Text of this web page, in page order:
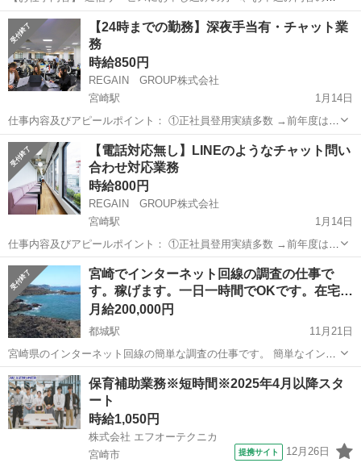
認のお電話と データ登録作業を行っていただきます。 営業活動・クレ
ーム対応などはございません。 研修がしっかりしているので、未経験
スタートでも活躍できま...
宮崎 宮崎市 宮崎駅 その他
【24時までの勤務】深夜手当有・チャット業
務
時給850円
REGAIN GROUP株式会社
宮崎駅
1月14日
仕事内容及びアピールポイント： ①正社員登用実績多数 →前年度は
17%が正社員登用されました！ 毎年登用数が上がっています！ ※管理
者経験平均1～2年で、正社員になれます ②業務拡大中につき昇給・昇
格スピードが...
宮崎 宮崎市 宮崎駅 その他
【電話対応無し】LINEのようなチャット問い
合わせ対応業務
時給800円
REGAIN GROUP株式会社
宮崎駅
1月14日
仕事内容及びアピールポイント： ①正社員登用実績多数 →前年度は
17%が正社員登用されました！ 毎年登用数が上がっています！ ※管理
者経験平均1～2年で、正社員になれます ②業務拡大中につき昇給・昇
格スピードが...
宮崎 宮崎市 宮崎駅 その他
宮崎でインターネット回線の調査の仕事で
す。稼げます。一日一時間でOKです。在宅…
月給200,000円
都城駅
11月21日
宮崎県のインターネット回線の簡単な調査の仕事です。 簡単なインタ
ーネットの知識さえあれば誰でもできます。 パソコンスキルを見に付
けたい人は、研修も用意しております。 我が社の仕事をしている間
は、社員はパソコンの無料...
宮崎 都城市 都城駅 その他 成功報酬
保育補助業務※短時間※2025年4月以降スタ
ート
時給1,050円
株式会社 エフオーテクニカ
宮崎市
提携サイト 12月26日